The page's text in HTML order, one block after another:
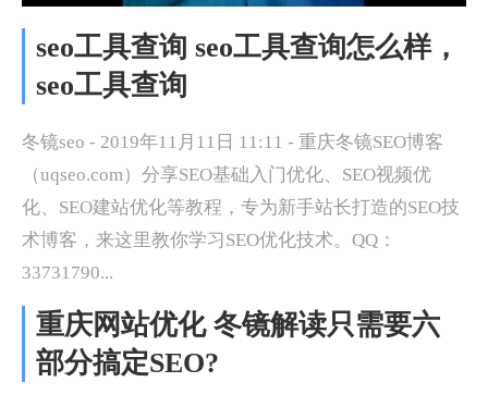
seo工具查询 seo工具查询怎么样，
seo工具查询
冬镜seo - 2019年11月11日 11:11 - 重庆冬镜SEO博客
（uqseo.com）分享SEO基础入门优化、SEO视频优
化、SEO建站优化等教程，专为新手站长打造的SEO技
术博客，来这里教你学习SEO优化技术。QQ：
33731790...
重庆网站优化 冬镜解读只需要六
部分搞定SEO?